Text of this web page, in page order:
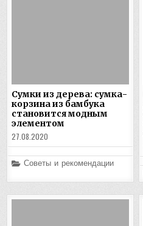
Сумки из дерева: сумка-
корзина из бамбука
становится модным
элементом
27.08.2020
Posted
Советы и рекомендации